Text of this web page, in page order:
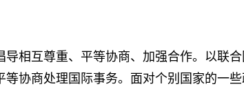
互尊重、平等协商、加强合作。以联合
等协商处理国际事务。面对个别国家的一